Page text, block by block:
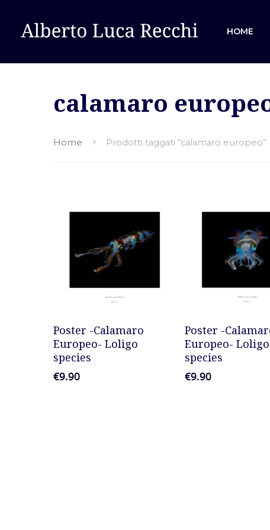
HOME
calamaro
Home Prodotti taggati “calamaro europeo”
AGGIUNGI AL CARRELLO
Poster -Calamaro
Europeo- Loligo
species
€9.90
AGGIUNGI AL
Poster -
Europeo- Loligo
species
€9.90